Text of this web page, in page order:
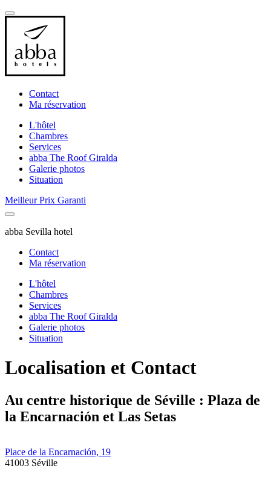
Contact
Ma réservation
L'hôtel
Chambres
Services
abba The Roof Giralda
Galerie photos
Situation
Meilleur Prix Garanti
abba Sevilla hotel
Contact
Ma réservation
L'hôtel
Chambres
Services
abba The Roof Giralda
Galerie photos
Situation
Localisation et Contact
Au centre historique de Séville : Plaza de
la Encarnación et Las Setas
Place de la Encarnación, 19
41003 Séville